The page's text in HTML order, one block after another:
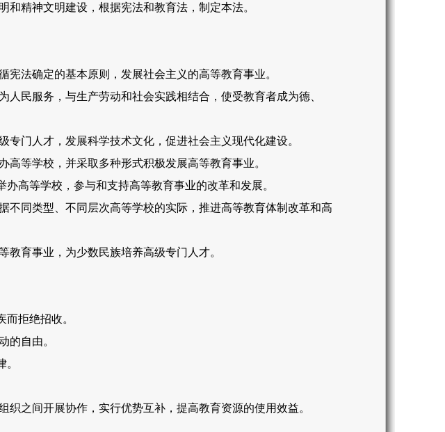
精神文明建设，根据宪法和教育法，制定本法。
法确定的基本原则，发展社会主义的高等教育事业。
民服务，与生产劳动和社会实践相结合，使受教育者成为德、
门人才，发展科学技术文化，促进社会主义现代化建设。
等学校，并采取多种形式积极发展高等教育事业。
等学校，参与和支持高等教育事业的改革和发展。
同类型、不同层次高等学校的实际，推进高等教育体制改革和高
育事业，为少数民族培养高级专门人才。
拒绝招收。
自由。
之间开展协作，实行优势互补，提高教育资源的使用效益。